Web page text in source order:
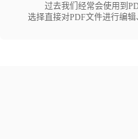
过去我们经常会使用到
选择直接对PDF文件进行编辑